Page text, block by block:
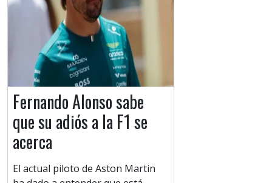
Fernando Alonso sabe
que su adiós a la F1 se
acerca
El actual piloto de Aston Martin